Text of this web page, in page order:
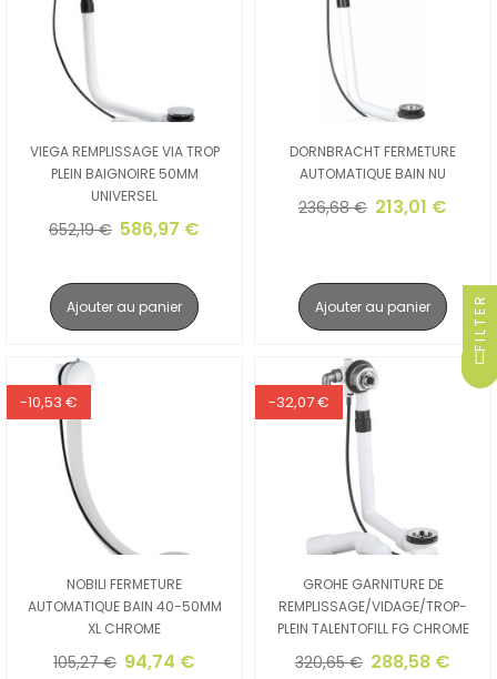
VIEGA REMPLISSAGE VIA TROP
PLEIN BAIGNOIRE 50MM
UNIVERSEL
652,19 € 586,97 €
Ajouter au panier
DORNBRACHT FERMETURE
AUTOMATIQUE BAIN NU
236,68 € 213,01 €
Ajouter au panier
NOBILI FERMETURE
AUTOMATIQUE BAIN 40-50MM
XL CHROME
105,27 € 94,74 €
-10,53 €
GROHE GARNITURE DE
REMPLISSAGE/VIDAGE/TROP-
PLEIN TALENTOFILL FG CHROME
320,65 € 288,58 €
-32,07 €
FILTER